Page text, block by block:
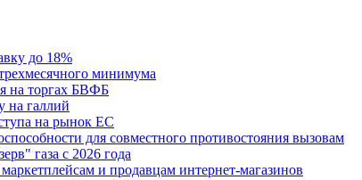
до 18%
минимума
на торгах БВФБ
на галлий
на рынок ЕС
для совместного противостояния вызовам
газа с 2026 года
и продавцам интернет-магазинов